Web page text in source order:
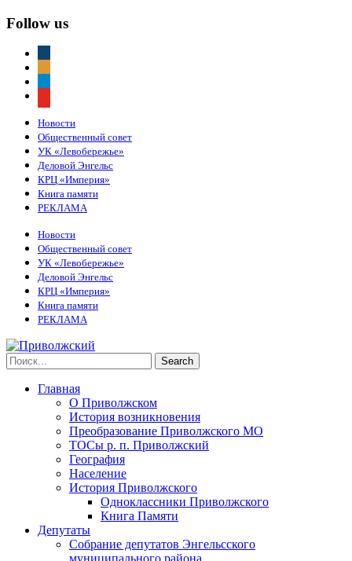
Follow us
Новости
Общественный совет
УК «Левобережье»
Деловой Энгельс
КРЦ «Империя»
Книга памяти
РЕКЛАМА
Новости
Общественный совет
УК «Левобережье»
Деловой Энгельс
КРЦ «Империя»
Книга памяти
РЕКЛАМА
Главная
О Приволжском
История возникновения
Преобразование Приволжского МО
ТОСы р. п. Приволжский
География
Население
История Приволжского
Одноклассники Приволжского
Книга Памяти
Депутаты
Собрание депутатов Энгельсского